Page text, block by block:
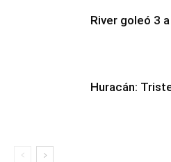
River goleó 3
Huracán: